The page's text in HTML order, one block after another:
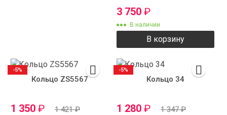
3 750 ₽
В наличии
В корзину
Кольцо ZS5567
1 350 ₽ 1 421₽
-5%
Кольцо 34
1 280 ₽ 1 347₽
-5%